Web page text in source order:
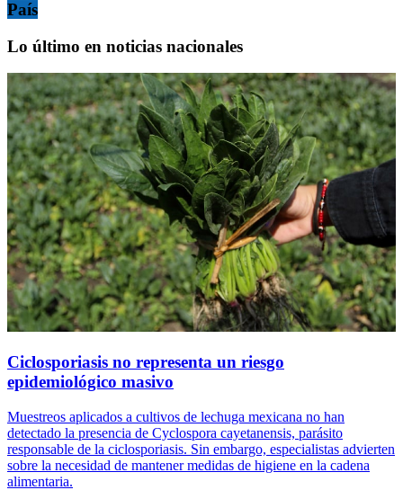
País
Lo último en noticias nacionales
Ciclosporiasis no representa un riesgo
epidemiológico masivo
Muestreos aplicados a cultivos de lechuga mexicana no han
detectado la presencia de Cyclospora cayetanensis, parásito
responsable de la ciclosporiasis. Sin embargo, especialistas advierten
sobre la necesidad de mantener medidas de higiene en la cadena
alimentaria.